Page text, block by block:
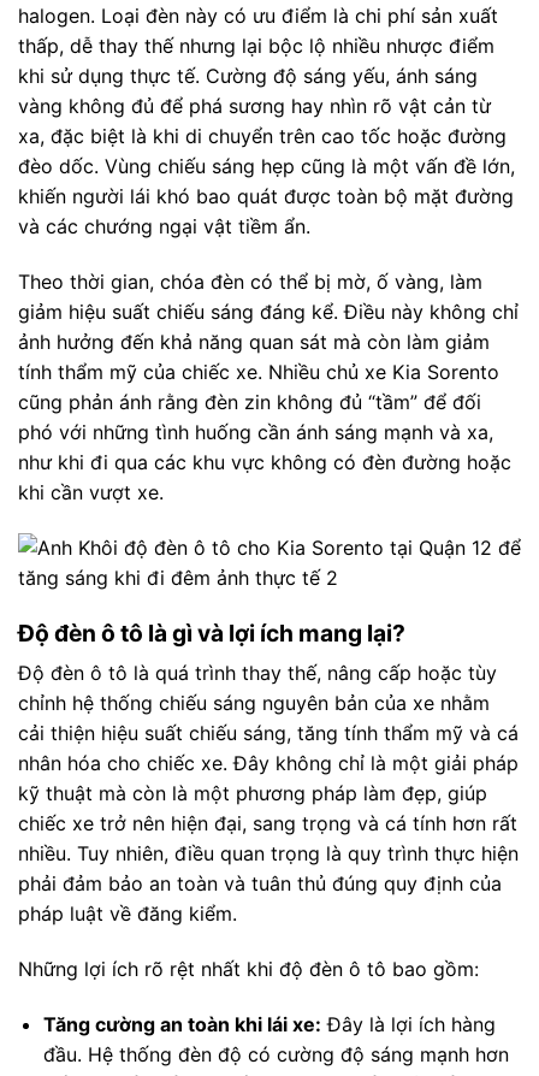
halogen. Loại đèn này có ưu điểm là chi phí sản xuất
thấp, dễ thay thế nhưng lại bộc lộ nhiều nhược điểm
khi sử dụng thực tế. Cường độ sáng yếu, ánh sáng
vàng không đủ để phá sương hay nhìn rõ vật cản từ
xa, đặc biệt là khi di chuyển trên cao tốc hoặc đường
đèo dốc. Vùng chiếu sáng hẹp cũng là một vấn đề lớn,
khiến người lái khó bao quát được toàn bộ mặt đường
và các chướng ngại vật tiềm ẩn.
Theo thời gian, chóa đèn có thể bị mờ, ố vàng, làm
giảm hiệu suất chiếu sáng đáng kể. Điều này không chỉ
ảnh hưởng đến khả năng quan sát mà còn làm giảm
tính thẩm mỹ của chiếc xe. Nhiều chủ xe Kia Sorento
cũng phản ánh rằng đèn zin không đủ “tầm” để đối
phó với những tình huống cần ánh sáng mạnh và xa,
như khi đi qua các khu vực không có đèn đường hoặc
khi cần vượt xe.
Độ đèn ô tô là gì và lợi ích mang lại?
Độ đèn ô tô là quá trình thay thế, nâng cấp hoặc tùy
chỉnh hệ thống chiếu sáng nguyên bản của xe nhằm
cải thiện hiệu suất chiếu sáng, tăng tính thẩm mỹ và cá
nhân hóa cho chiếc xe. Đây không chỉ là một giải pháp
kỹ thuật mà còn là một phương pháp làm đẹp, giúp
chiếc xe trở nên hiện đại, sang trọng và cá tính hơn rất
nhiều. Tuy nhiên, điều quan trọng là quy trình thực hiện
phải đảm bảo an toàn và tuân thủ đúng quy định của
pháp luật về đăng kiểm.
Những lợi ích rõ rệt nhất khi độ đèn ô tô bao gồm:
Tăng cường an toàn khi lái xe: Đây là lợi ích hàng
đầu. Hệ thống đèn độ có cường độ sáng mạnh hơn